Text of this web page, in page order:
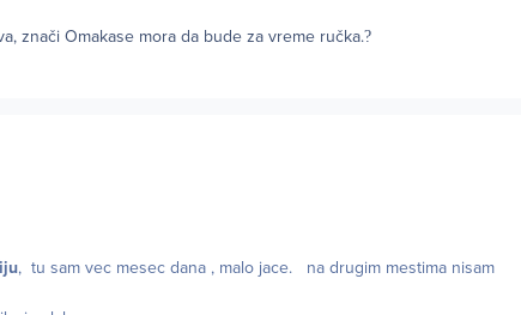
znači Omakase mora da bude za vreme ručka.?
, tu sam vec mesec dana , malo jace. na drugim mestima nisam